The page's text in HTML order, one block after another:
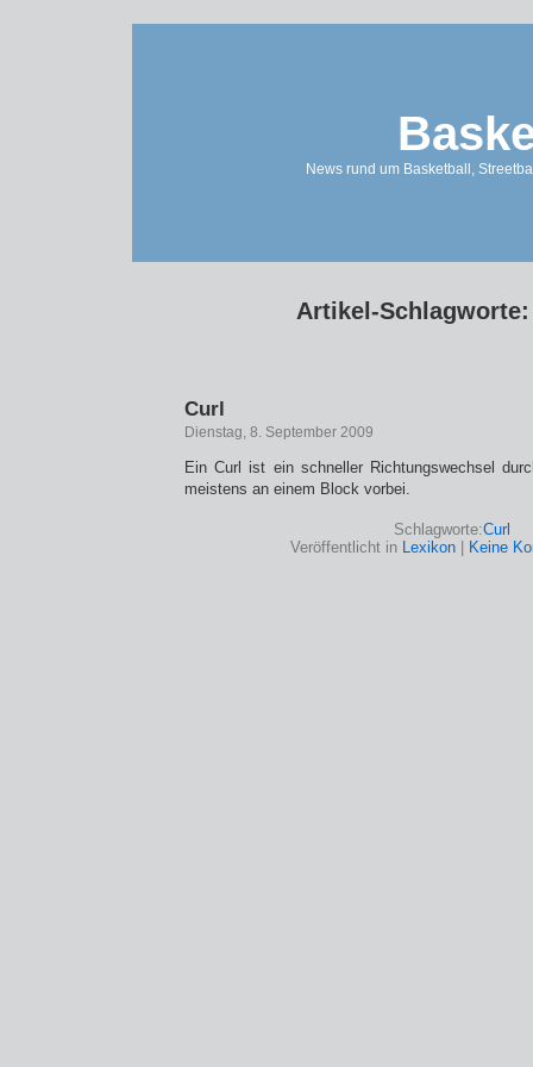
News rund um Basketball,
Artikel-Schlagworte:
Curl
Dienstag, 8. September 2009
Ein Curl ist ein schneller Richtungswechsel
meistens an einem Block vorbei.
Schlagworte:Curl
Veröffentlicht in Lexikon Keine